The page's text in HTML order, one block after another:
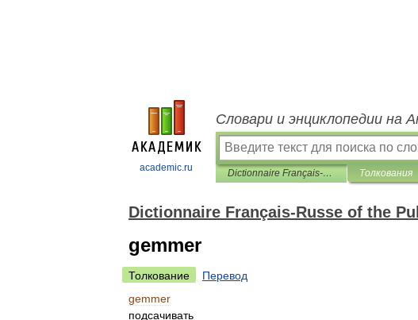
academic.ru
Словари и энциклопедии на
Dictionnaire Français-Russe of the Pulp and Paper Industry Толкования
Dictionnaire Français-Russe of the
gemmer
Толкование
Перевод
gemmer
подсачивать